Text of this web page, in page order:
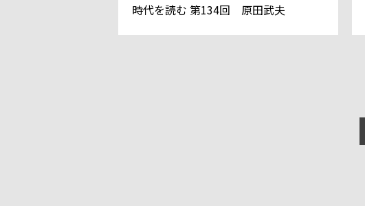
時代を読む 第134回 原田武夫